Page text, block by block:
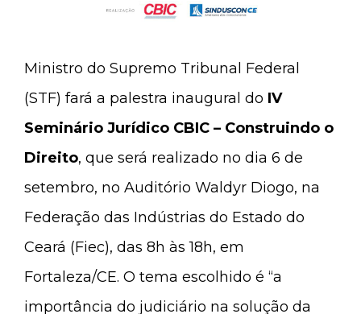
Ministro do Supremo Tribunal Federal
(STF) fará a palestra inaugural do IV
Seminário Jurídico CBIC – Construindo o
Direito, que será realizado no dia 6 de
setembro, no Auditório Waldyr Diogo, na
Federação das Indústrias do Estado do
Ceará (Fiec), das 8h às 18h, em
Fortaleza/CE. O tema escolhido é “a
importância do judiciário na solução da